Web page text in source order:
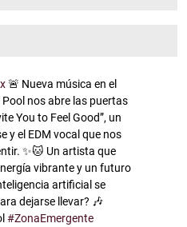
🚨 Nueva música en el
nos abre las puertas
You to Feel Good”, un
y el EDM vocal que nos
✨🐱 Un artista que
vibrante y un futuro
artificial se
dejarse llevar? 🎶
#ZonaEmergente